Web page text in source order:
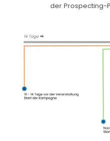
der Prospecting-